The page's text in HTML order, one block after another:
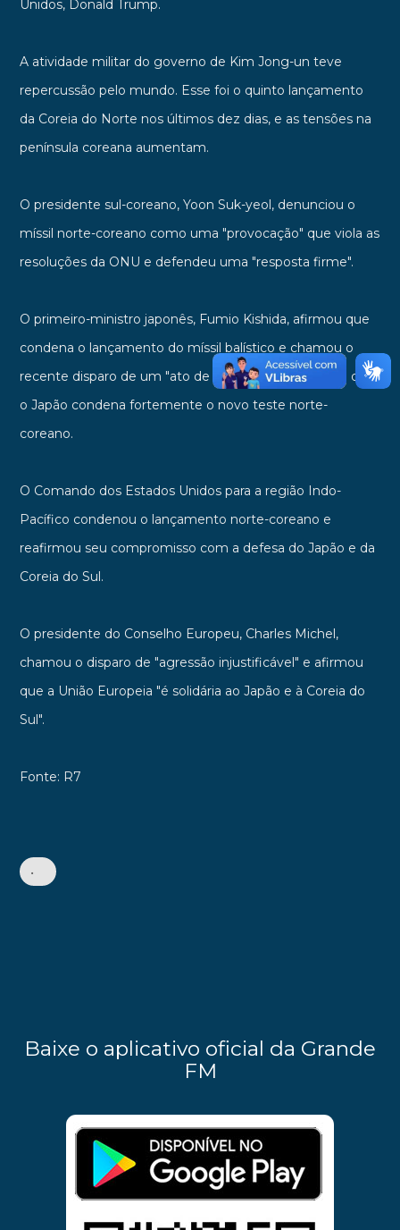
Unidos, Donald Trump.
A atividade militar do governo de Kim Jong-un teve
repercussão pelo mundo. Esse foi o quinto lançamento
da Coreia do Norte nos últimos dez dias, e as tensões na
península coreana aumentam.
O presidente sul-coreano, Yoon Suk-yeol, denunciou o
míssil norte-coreano como uma "provocação" que viola as
resoluções da ONU e defendeu uma "resposta firme".
O primeiro-ministro japonês, Fumio Kishida, afirmou que
condena o lançamento do míssil balístico e chamou o
recente disparo de um "ato de violência". Disse ainda que
o Japão condena fortemente o novo teste norte-
coreano.
O Comando dos Estados Unidos para a região Indo-
Pacífico condenou o lançamento norte-coreano e
reafirmou seu compromisso com a defesa do Japão e da
Coreia do Sul.
O presidente do Conselho Europeu, Charles Michel,
chamou o disparo de "agressão injustificável" e afirmou
que a União Europeia "é solidária ao Japão e à Coreia do
Sul".
Fonte: R7
•
Baixe o aplicativo oficial da Grande
FM